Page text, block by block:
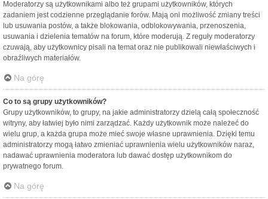
Moderatorzy są użytkownikami albo też grupami użytkowników, których
zadaniem jest codzienne przeglądanie forów. Mają oni możliwość zmiany treści
lub usuwania postów, a także blokowania, odblokowywania, przenoszenia,
usuwania i dzielenia tematów na forum, które moderują. Z reguły moderatorzy
czuwają, aby użytkownicy pisali na temat oraz nie publikowali niewłaściwych i
obraźliwych materiałów.
Na górę
Co to są grupy użytkowników?
Grupy użytkowników, to grupy, na jakie administratorzy dzielą całą społeczność
witryny, aby łatwiej było nimi zarządzać. Każdy użytkownik może należeć do
wielu grup, a każda grupa może mieć swoje własne uprawnienia. Dzięki temu
administratorzy mogą łatwo zmieniać uprawnienia wielu użytkowników naraz,
nadawać uprawnienia moderatora lub dawać dostęp użytkownikom do
prywatnego forum.
Na górę